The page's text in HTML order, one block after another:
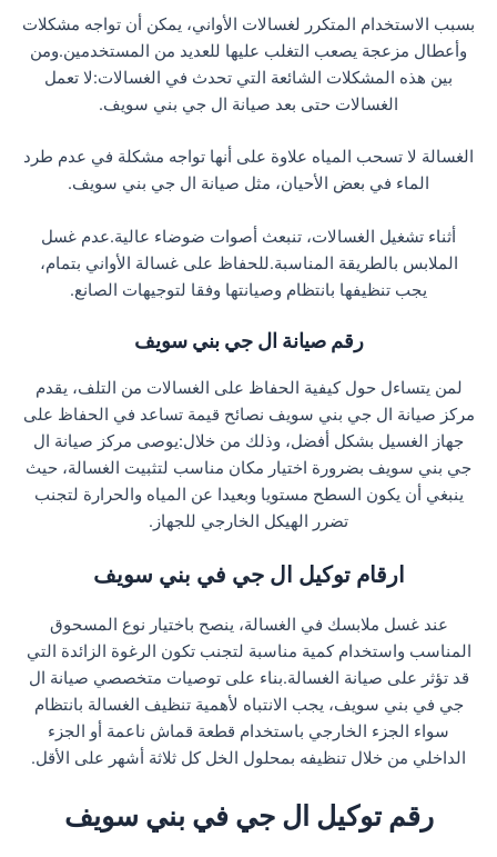
بسبب الاستخدام المتكرر لغسالات الأواني، يمكن أن تواجه مشكلات
وأعطال مزعجة يصعب التغلب عليها للعديد من المستخدمين.ومن
بين هذه المشكلات الشائعة التي تحدث في الغسالات:لا تعمل
الغسالات حتى بعد صيانة ال جي بني سويف.
الغسالة لا تسحب المياه علاوة على أنها تواجه مشكلة في عدم طرد
الماء في بعض الأحيان، مثل صيانة ال جي بني سويف.
أثناء تشغيل الغسالات، تنبعث أصوات ضوضاء عالية.عدم غسل
الملابس بالطريقة المناسبة.للحفاظ على غسالة الأواني بتمام،
يجب تنظيفها بانتظام وصيانتها وفقا لتوجيهات الصانع.
رقم صيانة ال جي بني سويف
لمن يتساءل حول كيفية الحفاظ على الغسالات من التلف، يقدم
مركز صيانة ال جي بني سويف نصائح قيمة تساعد في الحفاظ على
جهاز الغسيل بشكل أفضل، وذلك من خلال:يوصى مركز صيانة ال
جي بني سويف بضرورة اختيار مكان مناسب لتثبيت الغسالة، حيث
ينبغي أن يكون السطح مستويا وبعيدا عن المياه والحرارة لتجنب
تضرر الهيكل الخارجي للجهاز.
ارقام توكيل ال جي في بني سويف
عند غسل ملابسك في الغسالة، ينصح باختيار نوع المسحوق
المناسب واستخدام كمية مناسبة لتجنب تكون الرغوة الزائدة التي
قد تؤثر على صيانة الغسالة.بناء على توصيات متخصصي صيانة ال
جي في بني سويف، يجب الانتباه لأهمية تنظيف الغسالة بانتظام
سواء الجزء الخارجي باستخدام قطعة قماش ناعمة أو الجزء
الداخلي من خلال تنظيفه بمحلول الخل كل ثلاثة أشهر على الأقل.
رقم توكيل ال جي في بني سويف